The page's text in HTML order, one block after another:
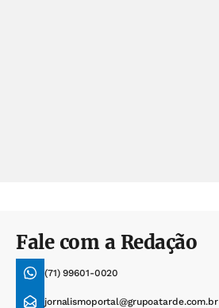
Fale com a Redação
(71) 99601-0020
jornalismoportal@grupoatarde.com.br